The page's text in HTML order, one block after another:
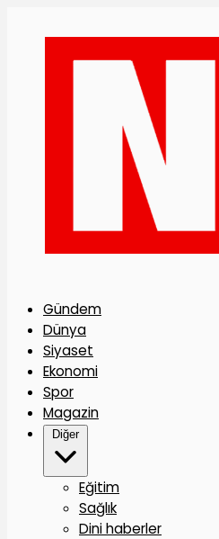
Gündem
Dünya
Siyaset
Ekonomi
Spor
Magazin
Diğer
Eğitim
Sağlık
Dini haberler